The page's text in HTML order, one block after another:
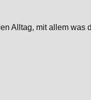
Alltag, mit allem was